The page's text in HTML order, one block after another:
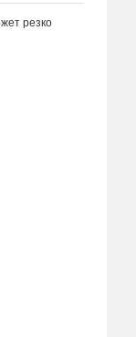
резко